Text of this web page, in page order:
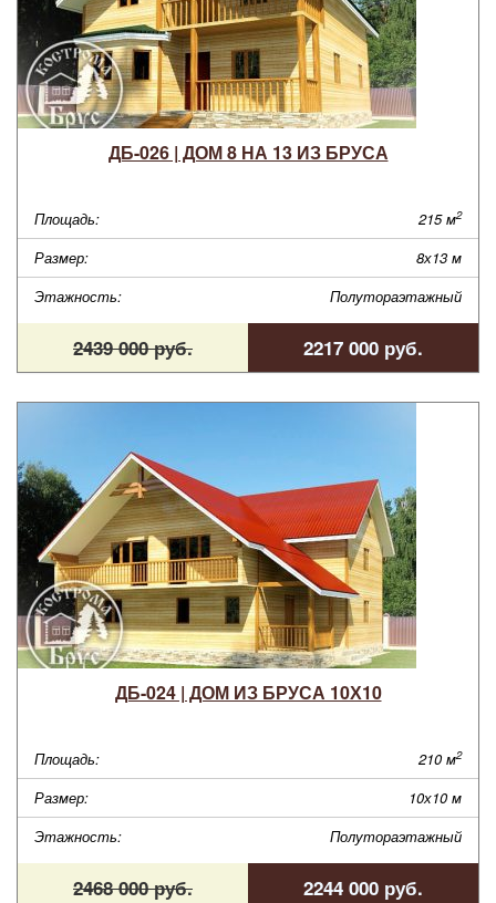
ДБ-026 | ДОМ 8 НА 13 ИЗ БРУСА
Площадь: 215 м2
Размер:
8х13 м
Этажность:
Полутораэтажный
2439 000 руб. 2217 000 руб.
ДБ-024 | ДОМ ИЗ БРУСА 10Х10
Площадь: 210 м2
Размер:
10х10 м
Этажность:
Полутораэтажный
2468 000 руб. 2244 000 руб.